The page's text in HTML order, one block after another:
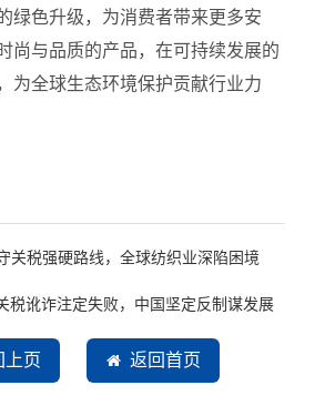
绿色升级，为消费者带来更多安
尚与品质的产品，在可持续发展的
为全球生态环境保护贡献行业力
关税强硬路线，全球纺织业深陷困境
税讹诈注定失败，中国坚定反制谋发展
上页 返回首页